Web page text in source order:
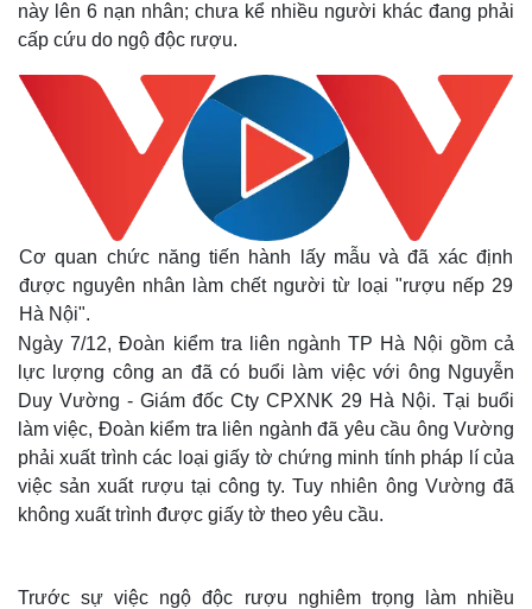
này lên 6 nạn nhân; chưa kể nhiều người khác đang phải
cấp cứu do ngộ độc rượu.
Cơ quan chức năng tiến hành lấy mẫu và đã xác định
được nguyên nhân làm chết người từ loại "rượu nếp 29
Hà Nội".
Ngày 7/12, Đoàn kiểm tra liên ngành TP Hà Nội gồm cả
lực lượng công an đã có buổi làm việc với ông Nguyễn
Duy Vường - Giám đốc Cty CPXNK 29 Hà Nội. Tại buổi
làm việc, Đoàn kiểm tra liên ngành đã yêu cầu ông Vường
phải xuất trình các loại giấy tờ chứng minh tính pháp lí của
việc sản xuất rượu tại công ty. Tuy nhiên ông Vường đã
không xuất trình được giấy tờ theo yêu cầu.
Trước sự việc ngộ độc rượu nghiêm trọng làm nhiều